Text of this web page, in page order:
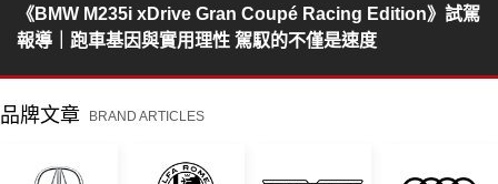
《BMW M235i xDrive Gran Coupé Racing Edition》試駕
報導｜跑車基因與實用理性 駕馭的不僅是速度
品牌文章 BRAND ARTICLES